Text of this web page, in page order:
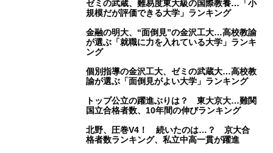
ゼミの武蔵、難易度東大級の国際教養…「小
規模だが評価できる大学」ランキング
金融の明大、“面倒見”の金沢工大…高校教諭
が選ぶ「就職に力を入れている大学」ランキ
ング
個別指導の金沢工大、ゼミの武蔵大…高校教
諭が選ぶ「面倒見がよい大学」ランキング
トップ公立の躍進ぶりは？ 東大京大…難関
国立合格者数、10年間の伸びランキング
北野、圧巻V4！ 続いたのは…？ 京大合
格者数ランキング、私立中高一貫が躍進